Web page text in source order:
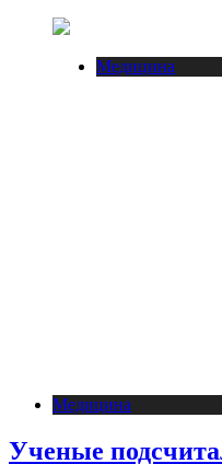
Медицина
Медицина
Ученые